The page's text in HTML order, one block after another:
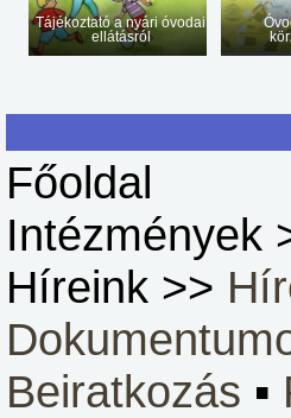
Tájékoztató a nyári óvodai
ellátásról
Főoldal
Intézmények
Híreink >>
Beiratkozás ▪